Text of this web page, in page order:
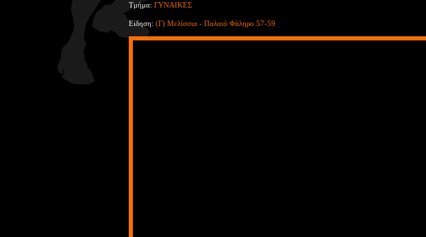
Τμήμα: ΓΥΝΑΙΚΕΣ
Είδηση: (Γ) Μελίσσια - Παλαιό Φάληρο 57-59